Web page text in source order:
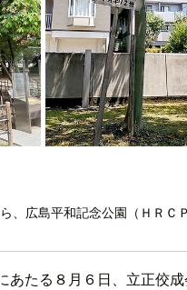
、広島平和記念公園（ＨＲＣ
あたる８月６日、立正佼